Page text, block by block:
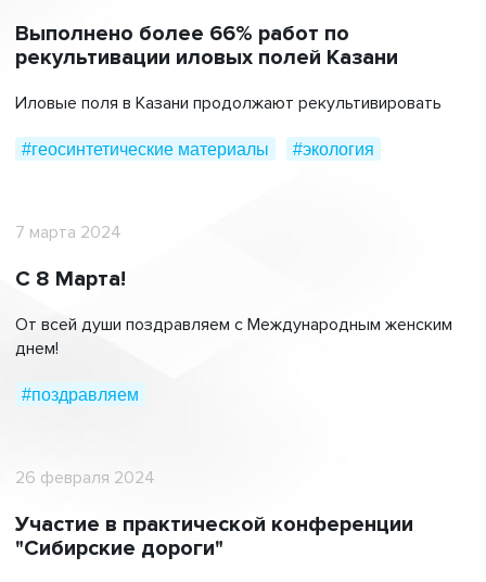
Выполнено более 66% работ по
рекультивации иловых полей Казани
Иловые поля в Казани продолжают рекультивировать
#геосинтетические материалы #экология
7 марта 2024
С 8 Марта!
От всей души поздравляем с Международным женским
днем!
#поздравляем
26 февраля 2024
Участие в практической конференции
"Сибирские дороги"